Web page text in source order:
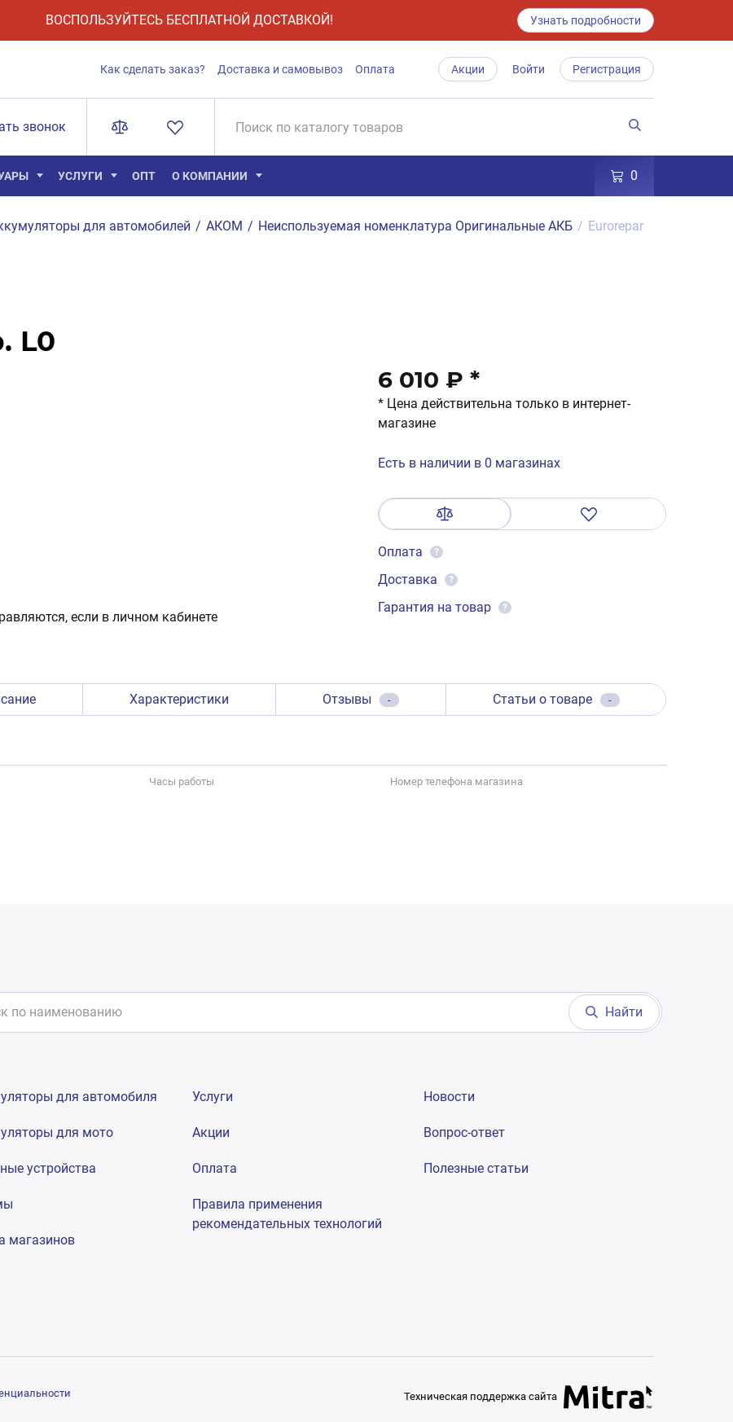
ВОСПОЛЬЗУЙТЕСЬ БЕСПЛАТНОЙ ДОСТАВКОЙ! Узнать подробности
Как сделать заказ? Доставка и самовывоз Оплата Акции Войти Регистрация
звонок
УСЛУГИ ОПТ О КОМПАНИИ 0
для автомобилей / АКОМ / Неиспользуемая номенклатура Оригинальные АКБ / Eurorepar
L0
если в личном кабинете
6 010 ₽ *
* Цена действительна только в интернет-
магазине
Есть в наличии в 0 магазинах
Оплата ?
Доставка ?
Гарантия на товар ?
Характеристики Отзывы - Статьи о товаре -
Часы работы Номер телефона магазина
Найти
для автомобиля
для мото
устройства
магазинов
Услуги
Акции
Оплата
Правила применения
рекомендательных технологий
Новости
Вопрос-ответ
Полезные статьи
Техническая поддержка сайта